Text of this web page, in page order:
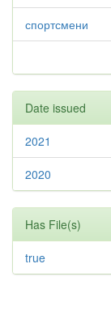
спортсмени
Date issued
2021
2020
Has File(s)
true